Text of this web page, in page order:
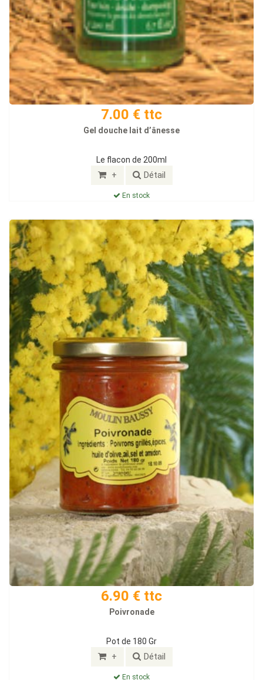
7.00 € ttc
Gel douche lait d’ânesse
Le flacon de 200ml
+ Détail
En stock
6.90 € ttc
Poivronade
Pot de 180 Gr
+ Détail
En stock